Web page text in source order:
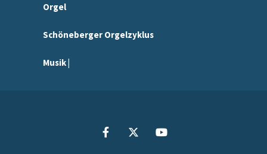
Orgel
Schöneberger Orgelzyklus
Musik |